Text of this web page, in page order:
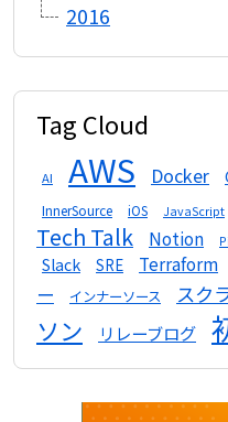
2016
Tag Cloud
AI AWS Docker
InnerSource iOS JavaScript
Tech Talk
Notion
Slack SRE Terraform
ー
インナーソース スク
ソン
リレーブログ